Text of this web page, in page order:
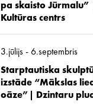
pa skaisto Jūrmalu”
Kultūras centrs
3.jūlijs - 6.septembris
Starptautiska
izstāde “Mākslas
oāze”| Dzintaru